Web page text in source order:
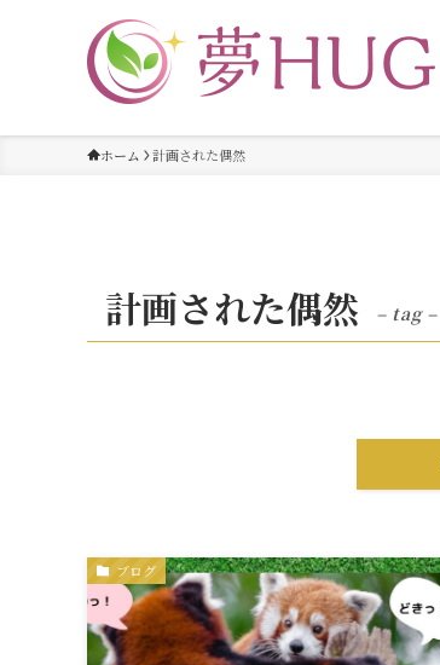
ホーム 計画された偶然
計画された偶然 – tag –
ブログ